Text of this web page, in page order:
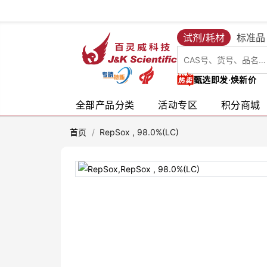
试剂/耗材 标准品
甄选即发·焕新价
全部产品分类 活动专区 积分商城
首页 / RepSox , 98.0%(LC)